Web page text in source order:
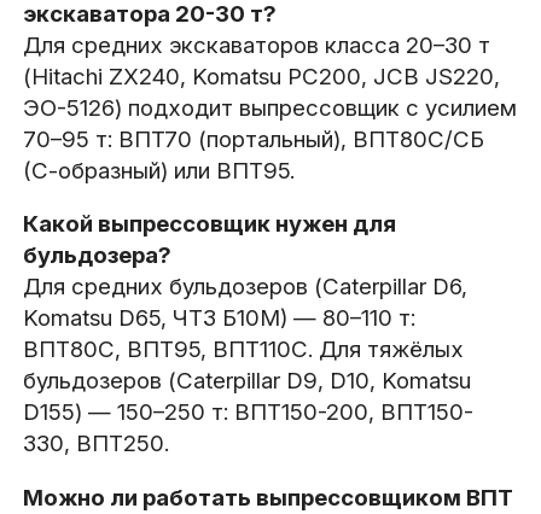
экскаватора 20-30 т?
Для средних экскаваторов класса 20–30 т
(Hitachi ZX240, Komatsu PC200, JCB JS220,
ЭО-5126) подходит выпрессовщик с усилием
70–95 т: ВПТ70 (портальный), ВПТ80С/СБ
(С-образный) или ВПТ95.
Какой выпрессовщик нужен для
бульдозера?
Для средних бульдозеров (Caterpillar D6,
Komatsu D65, ЧТЗ Б10М) — 80–110 т:
ВПТ80С, ВПТ95, ВПТ110С. Для тяжёлых
бульдозеров (Caterpillar D9, D10, Komatsu
D155) — 150–250 т: ВПТ150-200, ВПТ150-
330, ВПТ250.
Можно ли работать выпрессовщиком ВПТ